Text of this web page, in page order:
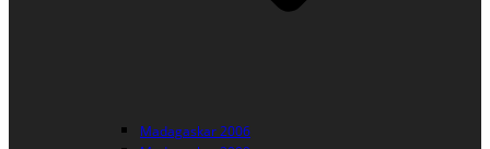
Madagaskar 2006